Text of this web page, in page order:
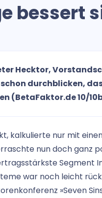
bessert
Hecktor,
durchblicken,
(BetaFaktor.de 10/
kalkulierte nur mit
nun doch ganz
Segment
war noch leicht
»Seven